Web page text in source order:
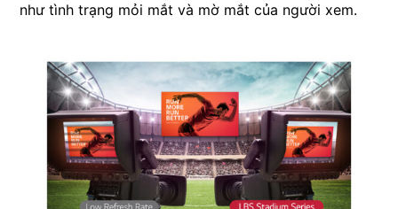
như tình trạng mỏi mắt và mờ mắt của người xem.